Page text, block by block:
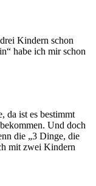
Kindern schon
habe ich mir schon
da ist es bestimmt
Und doch
die „3 Dinge, die
mit zwei Kindern